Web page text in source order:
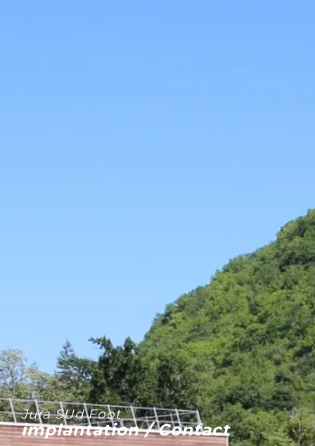
Jura SUd Foot
implantation / Contact